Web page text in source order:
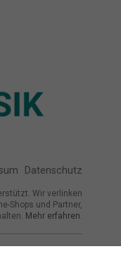
Datenschutz
Wir verlinken
Shops und Partner,
Mehr erfahren.